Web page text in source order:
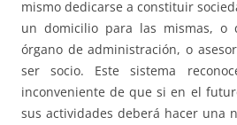
mismo dedicarse a constituir
un domicilio para las mismas, o
órgano de administración, o
ser socio. Este sistema
inconveniente de que si en el
sus actividades deberá hacer una